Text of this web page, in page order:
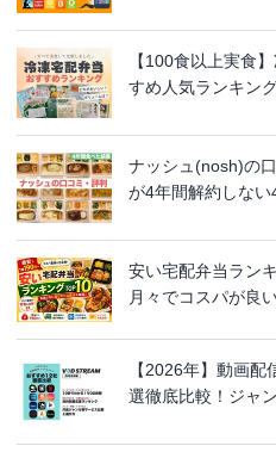
【100食以上実食
すめ人気ランキン
ナッシュ(nosh)の
が4年間解約しない
安い宅配弁当ラン
月々でコスパが良
【2026年】動画
選徹底比較！ジャ